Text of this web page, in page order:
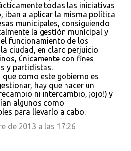
todas las iniciativas
iban a aplicar la misma política
municipales, consiguiendo
la gestión municipal y
funcionamiento de los
ciudad, en claro perjuicio
únicamente con fines
y partidistas.
que como este gobierno es
hay que hacer un
ni intercambio, ¡ojo!) y
algunos como
para llevarlo a cabo.
de 2013 a las 17:26